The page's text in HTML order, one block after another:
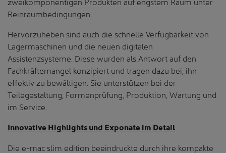
Reinraumbedingungen.
Hervorzuheben sind auch die schnelle Verfügbarkeit von
Lagermaschinen und die neuen digitalen
Assistenzsysteme. Diese wurden als Antwort auf den
Fachkräftemangel konzipiert und tragen dazu bei, ihn
effektiv zu bewältigen. Sie unterstützen bei der
Teilegestaltung, Formenprüfung, Produktion, Wartung und
im Service.
Innovative Highlights und Exponate im Detail
Die e-mac slim edition beeindruckte durch ihre kompakte